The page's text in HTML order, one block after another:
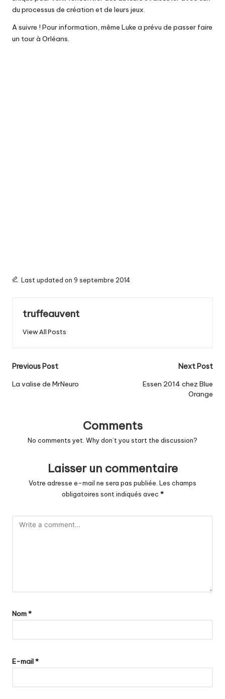
du processus de création et de leurs jeux.
A suivre ! Pour information, même Luke a prévu de passer faire
un tour à Orléans.
Last updated on 9 septembre 2014
truffeauvent
View All Posts
Post
navigation
Previous Post
La valise de MrNeuro
Next Post
Essen 2014 chez Blue
Orange
Comments
No comments yet. Why don’t you start the discussion?
Laisser un commentaire
Votre adresse e-mail ne sera pas publiée. Les champs
obligatoires sont indiqués avec *
Nom*
E-mail*